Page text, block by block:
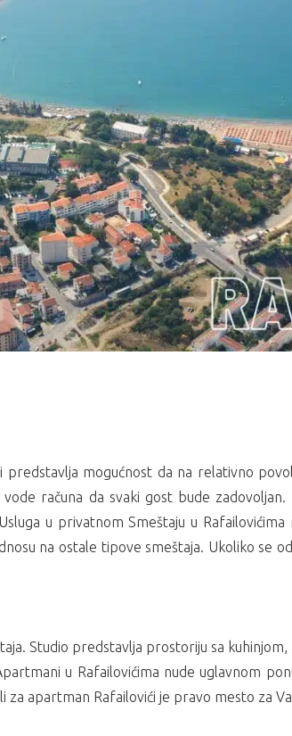
mogućnost da na relativno
računa da svaki gost bude
u privatnom Smeštaju u
na ostale tipove smeštaja. Ukoliko se
Studio predstavlja prostoriju sa
u Rafailovićima nude uglavnom
za apartman Rafailovići je pravo mesto za